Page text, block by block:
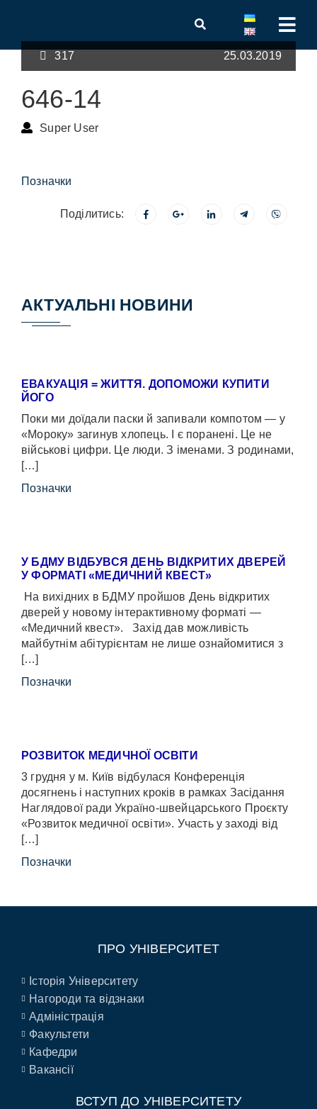
317 25.03.2019
646-14
Super User
Позначки
Поділитись:
АКТУАЛЬНІ НОВИНИ
ЕВАКУАЦІЯ = ЖИТТЯ. ДОПОМОЖИ КУПИТИ
ЙОГО
Поки ми доїдали паски й запивали компотом — у
«Мороку» загинув хлопець. І є поранені. Це не
військові цифри. Це люди. З іменами. З родинами,
[…]
Позначки
У БДМУ ВІДБУВСЯ ДЕНЬ ВІДКРИТИХ ДВЕРЕЙ
У ФОРМАТІ «МЕДИЧНИЙ КВЕСТ»
На вихідних в БДМУ пройшов День відкритих
дверей у новому інтерактивному форматі —
«Медичний квест». Захід дав можливість
майбутнім абітурієнтам не лише ознайомитися з
[…]
Позначки
РОЗВИТОК МЕДИЧНОЇ ОСВІТИ
3 грудня у м. Київ відбулася Конференція
досягнень і наступних кроків в рамках Засідання
Наглядової ради Україно-швейцарського Проєкту
«Розвиток медичної освіти». Участь у заході від
[…]
Позначки
ПРО УНІВЕРСИТЕТ
Історія Університету
Нагороди та відзнаки
Адміністрація
Факультети
Кафедри
Вакансії
ВСТУП ДО УНІВЕРСИТЕТУ